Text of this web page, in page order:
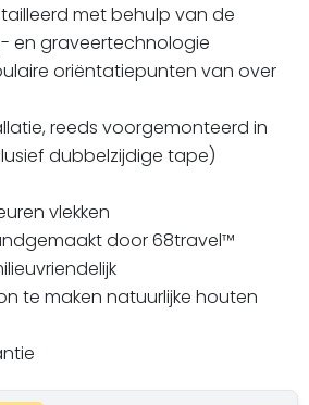
met behulp van de
en graveertechnologie
oriëntatiepunten van over
reeds voorgemonteerd in
dubbelzijdige tape)
vlekken
door 68travel™
te maken natuurlijke houten